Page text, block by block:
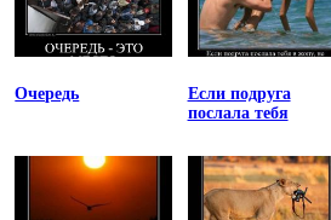
Очередь
Если подруга
послала тебя